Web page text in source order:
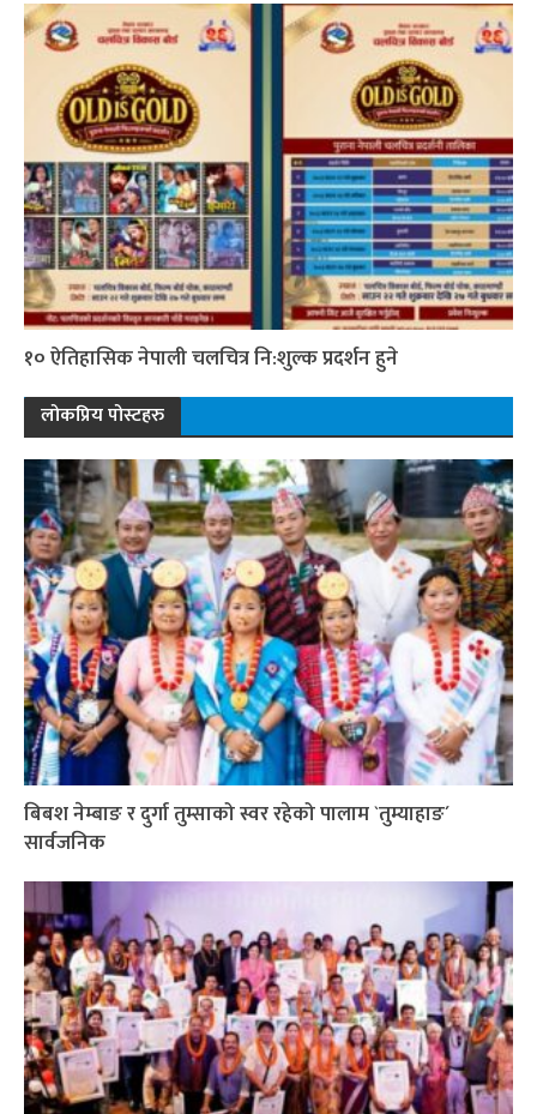
१० ऐतिहासिक नेपाली चलचित्र नि:शुल्क प्रदर्शन हुने
लोकप्रिय पोस्टहरु
बिबश नेम्बाङ र दुर्गा तुम्साको स्वर रहेको पालाम `तुम्याहाङ´
सार्वजनिक